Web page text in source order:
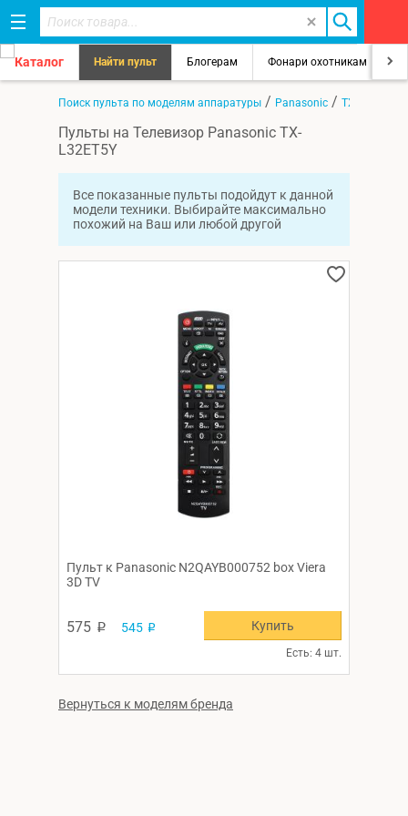
Каталог Найти пульт Блогерам Фонари охотникам
Поиск пульта по моделям аппаратуры / Panasonic / TX-L32ET5Y
Пульты на Телевизор Panasonic TX-
L32ET5Y
Все показанные пульты подойдут к данной
модели техники. Выбирайте максимально
похожий на Ваш или любой другой
Пульт к Panasonic N2QAYB000752 box Viera
3D TV
575 p 545 p
Есть: 4 шт.
Купить
Вернуться к моделям бренда